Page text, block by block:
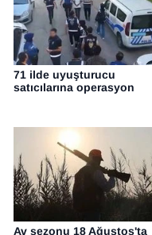
71 ilde uyuşturucu
satıcılarına operasyon
Av sezonu 18 Ağustos'ta